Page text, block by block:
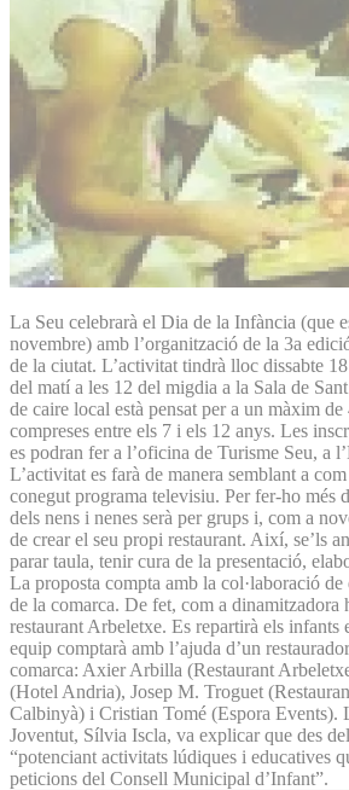
La Seu celebrarà el Dia de la Infància (que
novembre) amb l’organització de la 3a
de la ciutat. L’activitat tindrà lloc dissabte
del matí a les 12 del migdia a la Sala de
de caire local està pensat per a un màxim de
compreses entre els 7 i els 12 anys. Les
es podran fer a l’oficina de Turisme Seu, a
L’activitat es farà de manera semblant a
conegut programa televisiu. Per fer-ho més
dels nens i nenes serà per grups i, com a
de crear el seu propi restaurant. Així, se’ls
parar taula, tenir cura de la presentació,
La proposta compta amb la col·laboració de
de la comarca. De fet, com a dinamitzadora
restaurant Arbeletxe. Es repartirà els infants
equip comptarà amb l’ajuda d’un
comarca: Axier Arbilla (Restaurant
(Hotel Andria), Josep M. Troguet
Calbinyà) i Cristian Tomé (Espora Events).
Joventut, Sílvia Iscla, va explicar que des
“potenciant activitats lúdiques i educatives
peticions del Consell Municipal d’Infant”.